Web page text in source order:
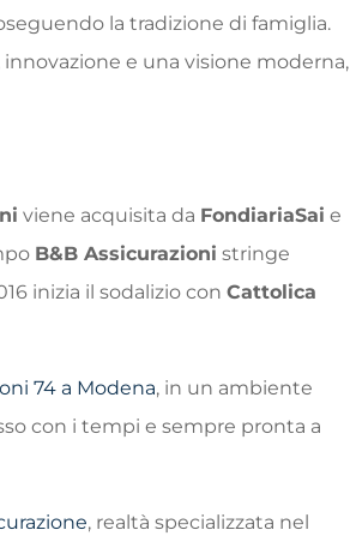
la tradizione di famiglia.
e una visione moderna,
viene acquisita da FondiariaSai e
B&B Assicurazioni stringe
inizia il sodalizio conCattolica
74 a Modena, in un ambiente
con i tempi e sempre pronta a
, realtà specializzata nel